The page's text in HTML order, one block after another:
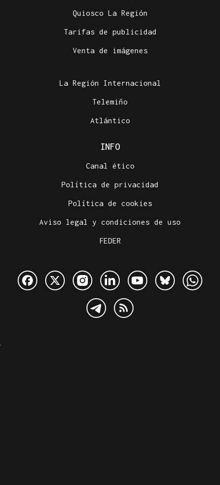
Quiosco La Región
Tarifas de publicidad
Venta de imágenes
La Región Internacional
Telemiño
Atlántico
INFO
Canal ético
Política de privacidad
Política de cookies
Aviso legal y condiciones de uso
FEDER